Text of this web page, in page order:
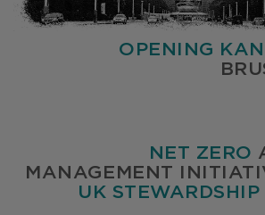
OPENING
NET ZERO
MANAGEMENT
UK STEWARDSHIP